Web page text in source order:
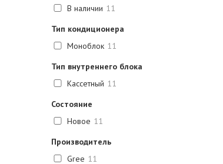
В наличии 11
Тип кондиционера
Моноблок 11
Тип внутреннего блока
Кассетный 11
Состояние
Новое 11
Производитель
Gree 11